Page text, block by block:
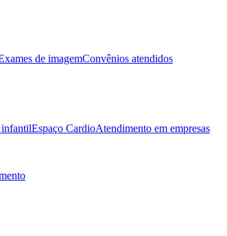
de imagemConvênios atendidos
Espaço CardioAtendimento em empresas